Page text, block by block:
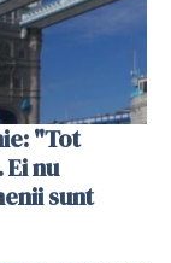
"Tot
nu
sunt